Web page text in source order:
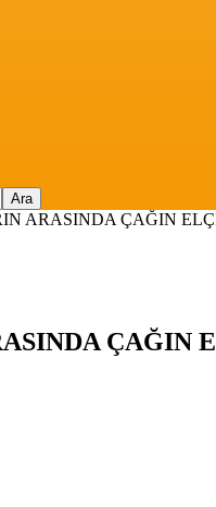
ARASINDA ÇAĞIN
ÇAĞIN